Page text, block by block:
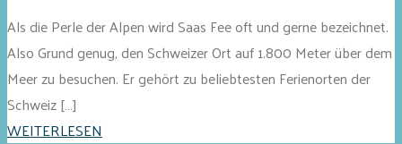
Als die Perle der Alpen wird Saas Fee oft und gerne bezeichnet.
Also Grund genug, den Schweizer Ort auf 1.800 Meter über dem
Meer zu besuchen. Er gehört zu beliebtesten Ferienorten der
Schweiz […]
WEITERLESEN